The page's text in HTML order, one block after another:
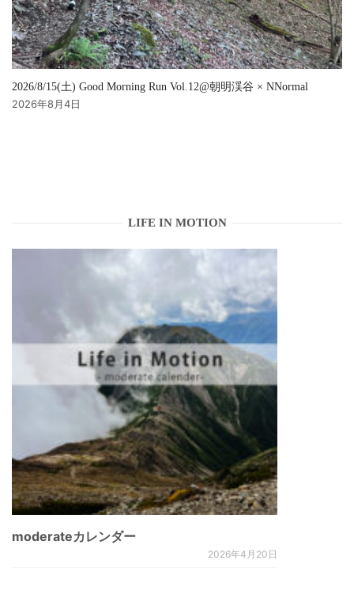
2026/8/15(土) Good Morning Run Vol.12@朝明渓谷 × NNormal
2026年8月4日
LIFE IN MOTION
moderateカレンダー
2026年4月20日